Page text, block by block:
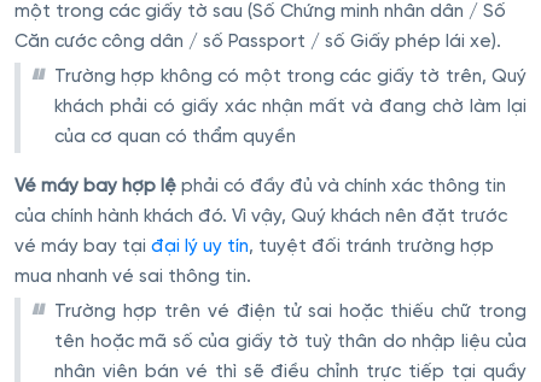
một trong các giấy tờ sau (Số Chứng minh nhân dân / Số
Căn cước công dân / số Passport / số Giấy phép lái xe).
Trường hợp không có một trong các giấy tờ trên, Quý
khách phải có giấy xác nhận mất và đang chờ làm lại
của cơ quan có thẩm quyền
Vé máy bay hợp lệ phải có đầy đủ và chính xác thông tin
của chính hành khách đó. Vì vậy, Quý khách nên đặt trước
vé máy bay tại đại lý uy tín, tuyệt đối tránh trường hợp
mua nhanh vé sai thông tin.
Trường hợp trên vé điện tử sai hoặc thiếu chữ trong
tên hoặc mã số của giấy tờ tuỳ thân do nhập liệu của
nhân viên bán vé thì sẽ điều chỉnh trực tiếp tại quầy